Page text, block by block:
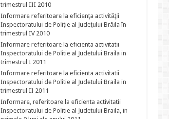
trimestrul III 2010
Informare referitoare la eficienţa activităţii
Inspectoratului de Poliţie al Judeţului Brăila în
trimestrul IV 2010
Informare referitoare la eficienta activitatii
Inspectoratului de Politie al Judetului Braila in
trimestrul I 2011
Informare referitoare la eficienta activitatii
Inspectoratului de Politie al Judetului Braila in
trimestrul II 2011
Informare, referitoare la eficienta activitatii
Inspectoratului de Politie al Judetului Braila, in